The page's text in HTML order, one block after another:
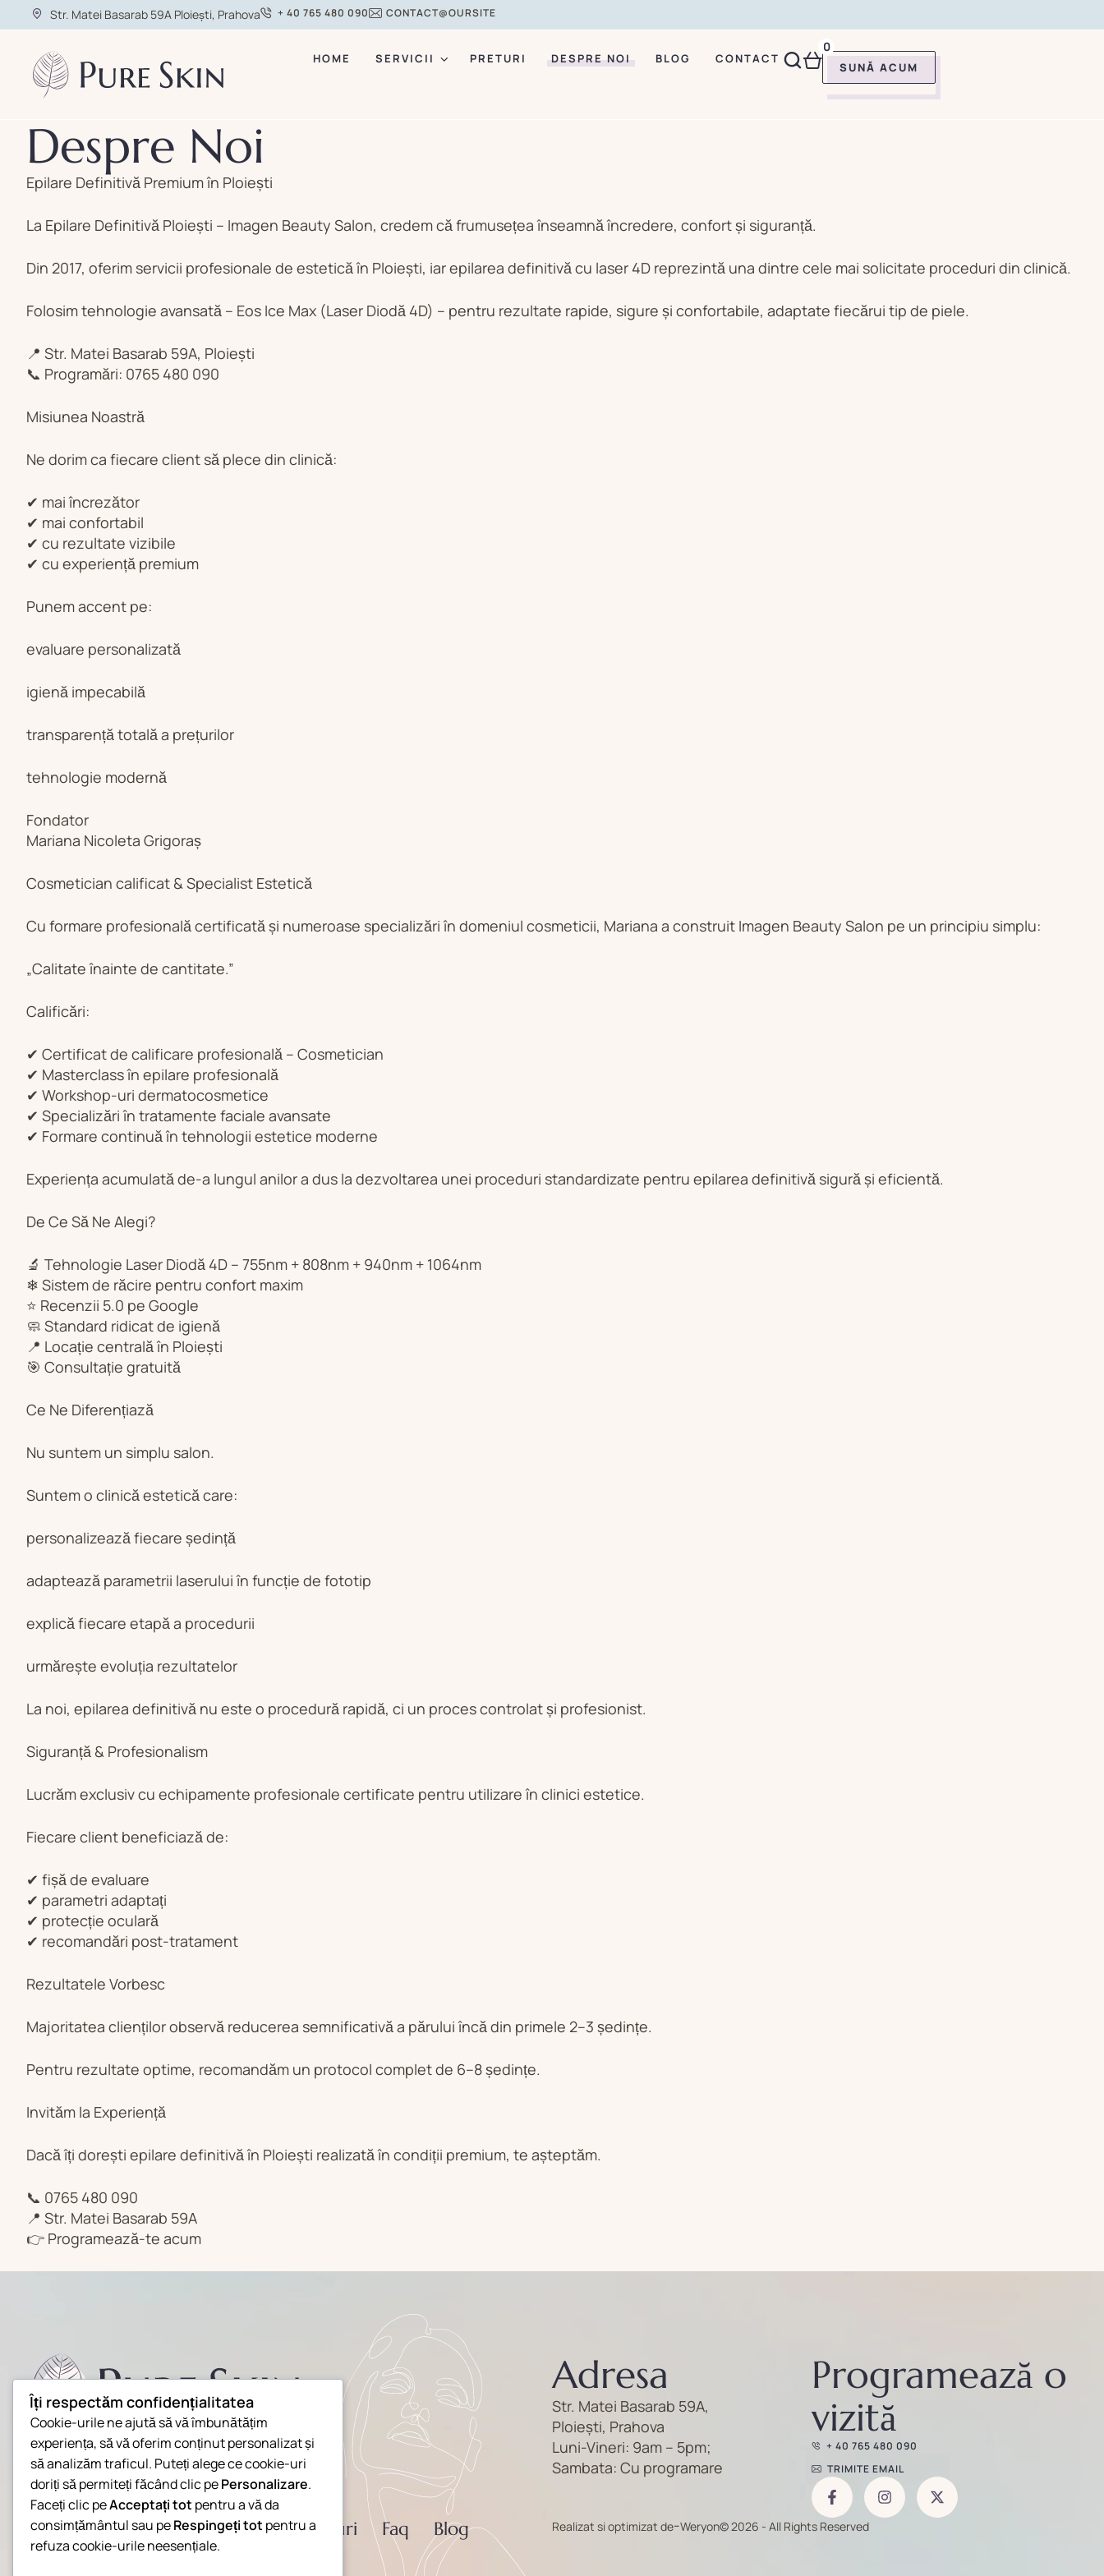
Str. Matei Basarab 59A Ploiești, Prahova + 40 765 480 090 CONTACT@OURSITE
HOME SERVICII PRETURI DESPRE NOI BLOG CONTACT
0
SUNĂ ACUM
Despre Noi
Epilare Definitivă Premium în Ploiești
La Epilare Definitivă Ploiești – Imagen Beauty Salon, credem că frumusețea înseamnă încredere, confort și siguranță.
Din 2017, oferim servicii profesionale de estetică în Ploiești, iar epilarea definitivă cu laser 4D reprezintă una dintre cele mai solicitate proceduri din clinică.
Folosim tehnologie avansată – Eos Ice Max (Laser Diodă 4D) – pentru rezultate rapide, sigure și confortabile, adaptate fiecărui tip de piele.
📍 Str. Matei Basarab 59A, Ploiești
📞 Programări: 0765 480 090
Misiunea Noastră
Ne dorim ca fiecare client să plece din clinică:
✔ mai încrezător
✔ mai confortabil
✔ cu rezultate vizibile
✔ cu experiență premium
Punem accent pe:
evaluare personalizată
igienă impecabilă
transparență totală a prețurilor
tehnologie modernă
Fondator
Mariana Nicoleta Grigoraș
Cosmetician calificat & Specialist Estetică
Cu formare profesională certificată și numeroase specializări în domeniul cosmeticii, Mariana a construit Imagen Beauty Salon pe un principiu simplu:
„Calitate înainte de cantitate.”
Calificări:
✔ Certificat de calificare profesională – Cosmetician
✔ Masterclass în epilare profesională
✔ Workshop-uri dermatocosmetice
✔ Specializări în tratamente faciale avansate
✔ Formare continuă în tehnologii estetice moderne
Experiența acumulată de-a lungul anilor a dus la dezvoltarea unei proceduri standardizate pentru epilarea definitivă sigură și eficientă.
De Ce Să Ne Alegi?
🔬 Tehnologie Laser Diodă 4D – 755nm + 808nm + 940nm + 1064nm
❄ Sistem de răcire pentru confort maxim
⭐ Recenzii 5.0 pe Google
🧼 Standard ridicat de igienă
📍 Locație centrală în Ploiești
🎯 Consultație gratuită
Ce Ne Diferențiază
Nu suntem un simplu salon.
Suntem o clinică estetică care:
personalizează fiecare ședință
adaptează parametrii laserului în funcție de fototip
explică fiecare etapă a procedurii
urmărește evoluția rezultatelor
La noi, epilarea definitivă nu este o procedură rapidă, ci un proces controlat și profesionist.
Siguranță & Profesionalism
Lucrăm exclusiv cu echipamente profesionale certificate pentru utilizare în clinici estetice.
Fiecare client beneficiază de:
✔ fișă de evaluare
✔ parametri adaptați
✔ protecție oculară
✔ recomandări post-tratament
Rezultatele Vorbesc
Majoritatea clienților observă reducerea semnificativă a părului încă din primele 2–3 ședințe.
Pentru rezultate optime, recomandăm un protocol complet de 6–8 ședințe.
Invităm la Experiență
Dacă îți dorești epilare definitivă în Ploiești realizată în condiții premium, te așteptăm.
📞 0765 480 090
📍 Str. Matei Basarab 59A
👉 Programează-te acum
Adresa
Str. Matei Basarab 59A,
Ploiești, Prahova
Luni-Vineri: 9am – 5pm;
Sambata: Cu programare
Programează o
vizită
+ 40 765 480 090
TRIMITE EMAIL
Home Servicii Despre Noi Preturi Faq
Blog
Contact
Realizat si optimizat de-Weryon© 2026 - All Rights Reserved
Îți respectăm confidențialitatea
Cookie-urile ne ajută să vă îmbunătățim
experiența, să vă oferim conținut personalizat și
să analizăm traficul. Puteți alege ce cookie-uri
doriți să permiteți făcând clic pePersonalizare.
Faceți clic peAcceptați tot pentru a vă da
consimțământul sau peRespingeți tot pentru a
refuza cookie-urile neesențiale.